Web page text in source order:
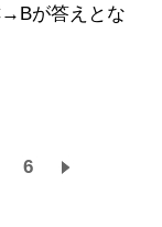
が答えとな
6